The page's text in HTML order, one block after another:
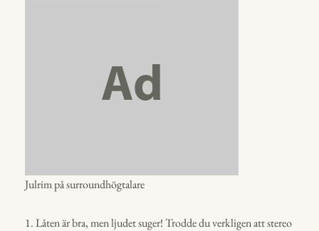
Julrim på surroundhögtalare
1. Låten är bra, men ljudet suger! Trodde du verkligen att stereo